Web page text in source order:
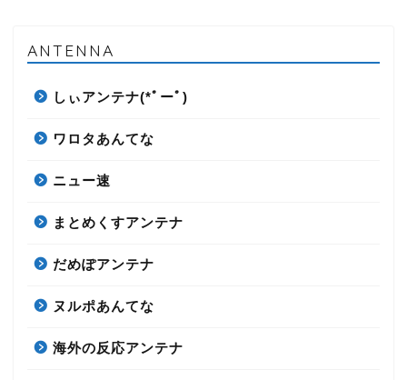
ANTENNA
しぃアンテナ(*ﾟーﾟ)
ワロタあんてな
ニュー速
まとめくすアンテナ
だめぽアンテナ
ヌルポあんてな
海外の反応アンテナ